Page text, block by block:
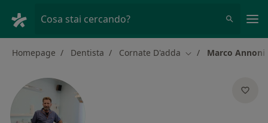
Cosa stai cercando?
Homepage Dentista Cornate D'adda Cambia cittàMarco Annoni